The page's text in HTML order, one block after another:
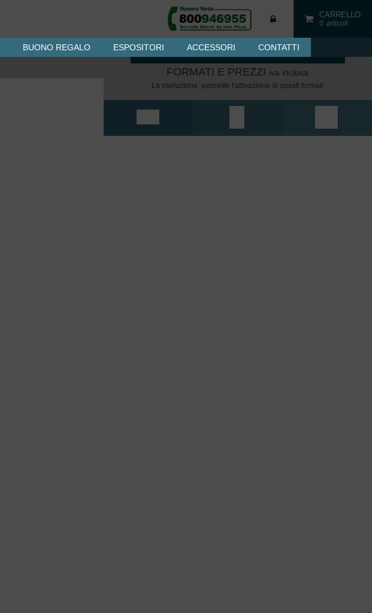
CARRELLO
0 articoli
BUONO REGALO ESPOSITORI ACCESSORI CONTATTI
FORMATI E PREZZI iva inclusa
La risoluzione, permette l'attivazione di questi formati
CONTINUA CONFIGURAZIONE